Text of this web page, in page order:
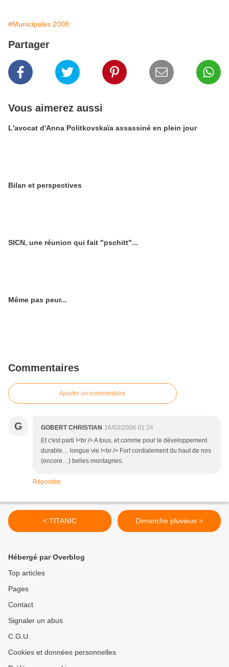
#Municipales 2008
Partager
Vous aimerez aussi
L'avocat d'Anna Politkovskaïa assassiné en plein jour
Bilan et perspectives
SICN, une réunion qui fait "pschitt"...
Même pas peur...
Commentaires
Ajouter un commentaire
G GOBERT CHRISTIAN 16/03/2008 01:24
Et c'est parti !<br /> A tous, et comme pour le développement
durable… longue vie !<br /> Fort cordialement du haut de nos
(encore…) belles montagnes.
Répondre
< TITANIC Dimanche pluvieux >
Hébergé par Overblog
Top articles
Pages
Contact
Signaler un abus
C.G.U.
Cookies et données personnelles